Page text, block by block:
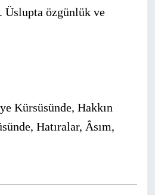
Üslupta özgünlük ve
Kürsüsünde, Hakkın
Hatıralar, Âsım,